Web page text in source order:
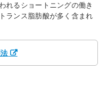
れるショートニングの働き
ランス脂肪酸が多く含まれ